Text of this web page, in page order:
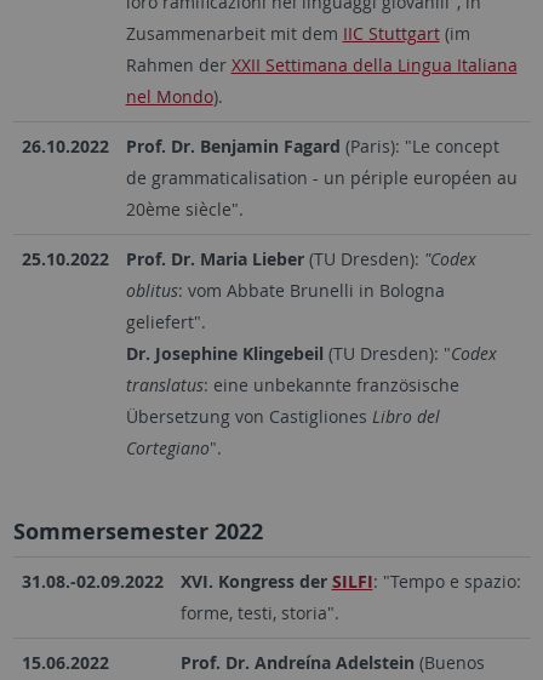
Zusammenarbeit mit dem IIC Stuttgart(im
Rahmen der XXII Settimana della Lingua Italiana
nel Mondo).
26.10.2022 Prof. Dr. Benjamin Fagard (Paris): "Le concept
de grammaticalisation - un périple européen au
20ème siècle".
25.10.2022 Prof. Dr. Maria Lieber (TU Dresden): "Codex
oblitus: vom Abbate Brunelli in Bologna
geliefert".
Dr. Josephine Klingebeil (TU Dresden): "Codex
translatus: eine unbekannte französische
Übersetzung von Castigliones Libro del
Cortegiano".
Sommersemester 2022
31.08.-02.09.2022 XVI. Kongress der SILFI: "Tempo e spazio:
forme, testi, storia".
15.06.2022 Prof. Dr. Andreína Adelstein (Buenos